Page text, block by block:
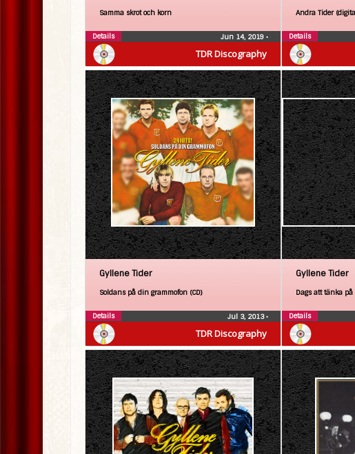
TDR Discography
Samma skrot och korn
Jun 14, 2019 •
Details
Andra Tider
Details
TDR Discography
Gyllene Tider
Soldans på din grammofon (CD)
Jul 3, 2013•
Details
Gyllene Tider
Dags att tänka på
Details